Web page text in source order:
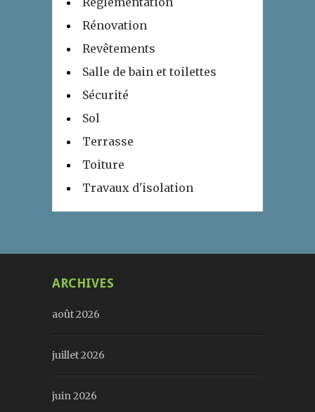
Rénovation
Revêtements
Salle de bain et toilettes
Sécurité
Sol
Terrasse
Toiture
Travaux d'isolation
ARCHIVES
août 2026
juillet 2026
juin 2026